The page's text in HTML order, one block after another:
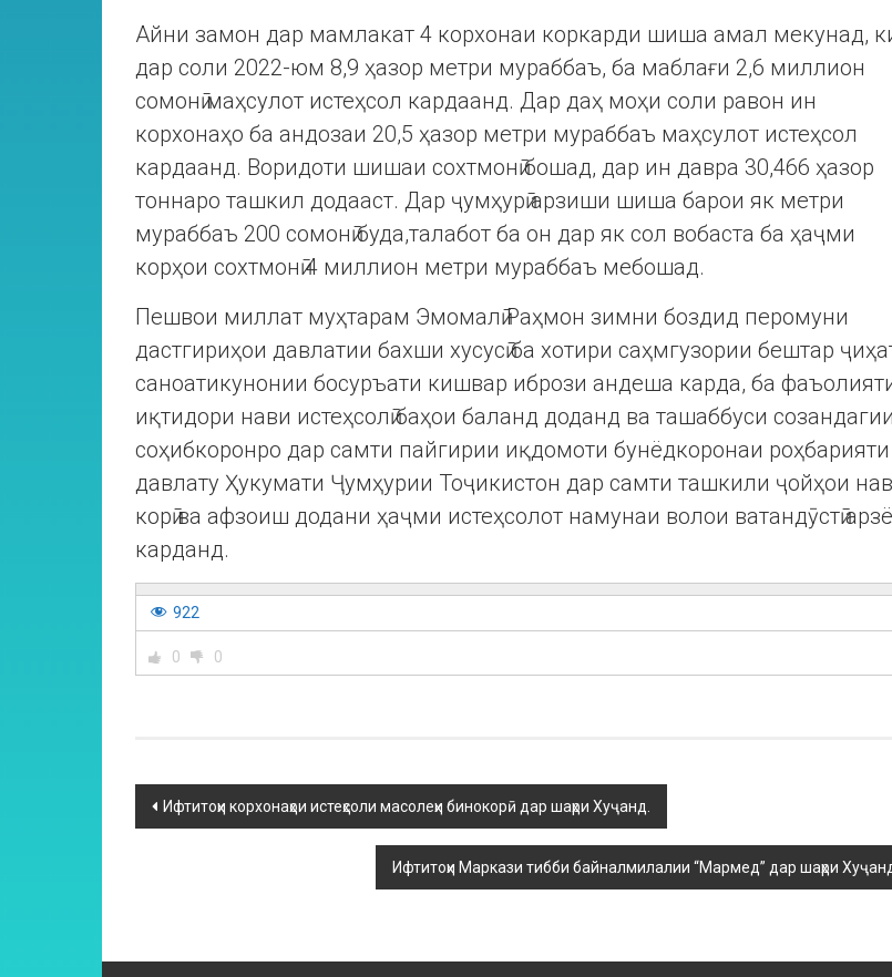
Айни замон дар мамлакат 4 корхонаи коркарди шиша амал мекунад,
дар соли 2022-юм 8,9 ҳазор метри мураббаъ, ба маблағи 2,6 миллион
сомонӣ маҳсулот истеҳсол кардаанд. Дар даҳ моҳи соли равон ин
корхонаҳо ба андозаи 20,5 ҳазор метри мураббаъ маҳсулот истеҳсол
кардаанд. Воридоти шишаи сохтмонӣ бошад, дар ин давра 30,466 ҳазор
тоннаро ташкил додааст. Дар ҷумҳурӣ арзиши шиша барои як метри
мураббаъ 200 сомонӣ буда,талабот ба он дар як сол вобаста ба ҳаҷми
корҳои сохтмонӣ 4 миллион метри мураббаъ мебошад.
Пешвои миллат муҳтарам Эмомалӣ Раҳмон зимни боздид перомуни
дастгириҳои давлатии бахши хусусӣ ба хотири саҳмгузории бештар
саноатикунонии босуръати кишвар ибрози андеша карда, ба
иқтидори нави истеҳсолӣ баҳои баланд доданд ва ташаббуси созандагии
соҳибкоронро дар самти пайгирии иқдомоти бунёдкоронаи роҳбарияти
давлату Ҳукумати Ҷумҳурии Тоҷикистон дар самти ташкили ҷойҳои
корӣ ва афзоиш додани ҳаҷми истеҳсолот намунаи волои ватандӯстӣ
карданд.
922
0 0
Ифтитоҳи корхонаҳои истеҳсоли масолеҳи бинокорӣ дар шаҳри Хуҷанд.
Ифтитоҳи Маркази тибби байналмилалии “Мармед” дар шаҳри